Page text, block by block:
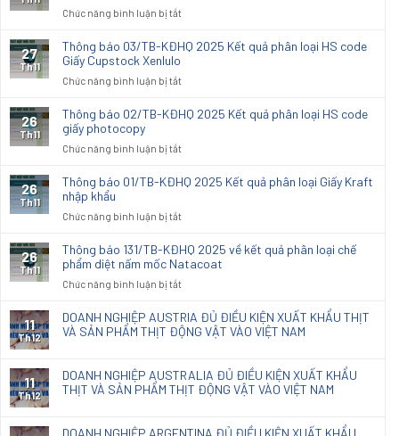
Chức năng bình luận bị tắtở
báo
2025
quả
loại
quan
thoi
nhập
khẩu
sx
đồ
27
Th11
Thông báo 03/TB-KĐHQ 2025 Kết quả phân loại HS code
Giấy Cupstock Xenlulo
Chức năng bình luận bị tắtở
báo
2025
quả
loại
code
Giấy
26
Th11
Thông báo 02/TB-KĐHQ 2025 Kết quả phân loại HS code
giấy photocopy
Chức năng bình luận bị tắtở
báo
2025
quả
phân
loại
code
giấy
26
Th11
Thông báo 01/TB-KĐHQ 2025 Kết quả phân loại Giấy Kraft
nhập khẩu
Chức năng bình luận bị tắtở
báo
01/TB-
2025
quả
phân
Kraft
nhập
26
Th11
Thông báo 131/TB-KĐHQ 2025 về kết quả phân loại chế
phẩm diệt nấm mốc Natacoat
Chức năng bình luận bị tắtở
báo
131/TB-
về
kết
11
Th12
DOANH NGHIỆP AUSTRIA ĐỦ ĐIỀU KIỆN XUẤT KHẨU THỊT
VÀ SẢN PHẨM THỊT ĐỘNG VẬT VÀO VIỆT NAM
11
Th12
DOANH NGHIỆP AUSTRALIA ĐỦ ĐIỀU KIỆN XUẤT KHẨU
THỊT VÀ SẢN PHẨM THỊT ĐỘNG VẬT VÀO VIỆT NAM